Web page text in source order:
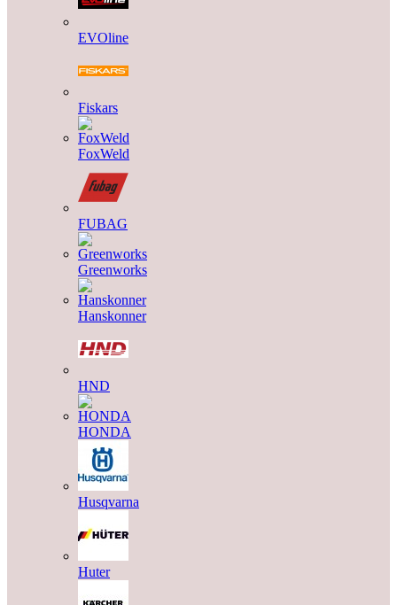
EVOline
Fiskars
FoxWeld
FUBAG
Greenworks
Hanskonner
HND
HONDA
Husqvarna
Huter